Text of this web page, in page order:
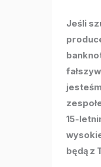
Jeśli
15-
będą z